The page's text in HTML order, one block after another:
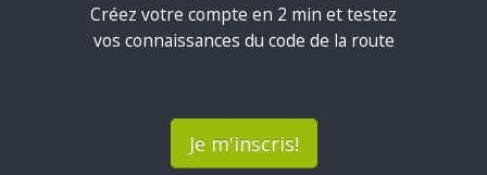
Créez votre compte en 2 min et testez
vos connaissances du code de la route
Je m'inscris!